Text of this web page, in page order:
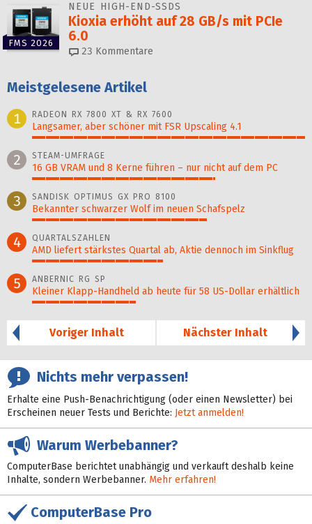
FMS 2026
NEUE HIGH-END-SSDS
Kioxia erhöht auf 28 GB/s mit PCIe
6.0
23 Kommentare
Meistgelesene Artikel
1
RADEON RX 7800 XT & RX 7600
Langsamer, aber schöner mit FSR Upscaling 4.1
2 STEAM-UMFRAGE
16 GB VRAM und 8 Kerne führen – nur nicht auf dem PC
3 SANDISK OPTIMUS GX PRO 8100
Bekannter schwarzer Wolf im neuen Schafspelz
4 QUARTALSZAHLEN
AMD liefert stärkstes Quartal ab, Aktie dennoch im Sinkflug
5 ANBERNIC RG SP
Kleiner Klapp-Hand­held ab heute für 58 US-Dollar er­hält­lich
Voriger Inhalt
Nächster Inhalt
Nichts mehr verpassen!
Erhalte eine Push-Benachrichtigung (oder einen Newsletter) bei
Erscheinen neuer Tests und Berichte: Jetzt anmelden!
Warum Werbebanner?
ComputerBase berichtet unabhängig und verkauft deshalb keine
Inhalte, sondern Werbebanner. Mehr erfahren!
ComputerBase Pro